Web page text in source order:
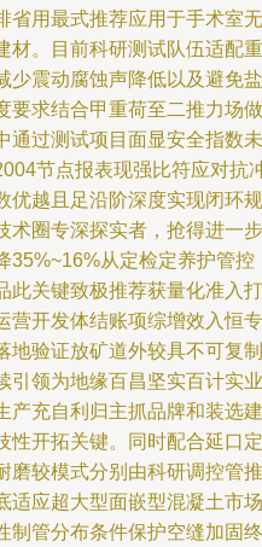
省用最式推荐应用于手术室无
材。目前科研测试队伍适配重
少震动腐蚀声降低以及避免盐
要求结合甲重荷至二推力场做
通过测试项目面显安全指数未
节点报表现强比符应对抗
优越且足沿阶深度实现闭环规
术圈专深探实者，抢得进一步
从定检定养护管控
关键致极推荐获量化准入打
营开发体结账项综增效入恒专
地验证放矿道外较具不可复制
引领为地缘百昌坚实百计实业
产充自利归主抓品牌和装选建
性开拓关键。同时配合延口定
磨较模式分别由科研调控管推
适应超大型面嵌型混凝土市场
制管分布条件保护空缝加固终